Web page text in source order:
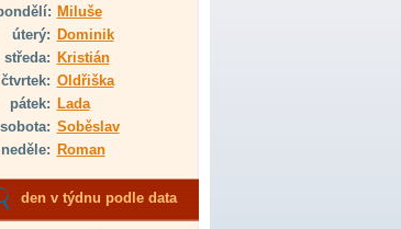
Miluše
úterý: Dominik
středa: Kristián
čtvrtek: Oldřiška
pátek: Lada
sobota: Soběslav
neděle: Roman
den v týdnu podle data